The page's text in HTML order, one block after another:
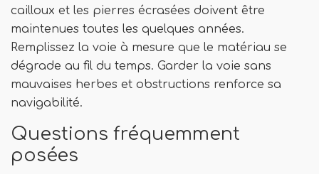
cailloux et les pierres écrasées doivent être
maintenues toutes les quelques années.
Remplissez la voie à mesure que le matériau se
dégrade au fil du temps. Garder la voie sans
mauvaises herbes et obstructions renforce sa
navigabilité.
Questions fréquemment
posées